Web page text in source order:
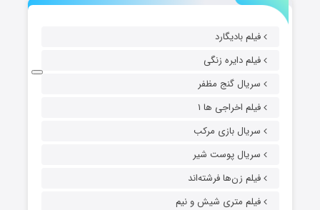
فیلم بادیگارد
فیلم دایره زنگی
سریال گنج مظفر
فیلم اخراجی ها ۱
سریال بازی مرکب
سریال پوست شیر
فیلم زن‌ها فرشته‌اند
فیلم متری شیش و نیم